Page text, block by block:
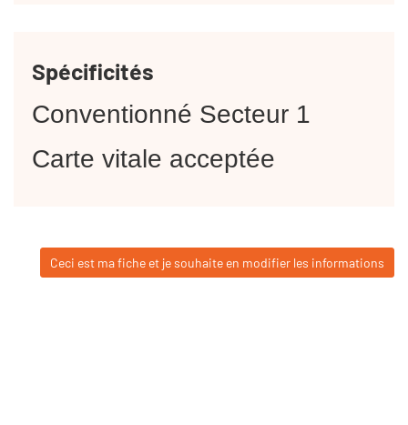
Spécificités
Conventionné Secteur 1
Carte vitale acceptée
Ceci est ma fiche et je souhaite en modifier les informations